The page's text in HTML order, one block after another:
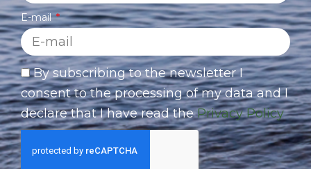
E-mail
By subscribing to the newsletter I
consent to the processing of my data and I
declare that I have read thePrivacy Policy